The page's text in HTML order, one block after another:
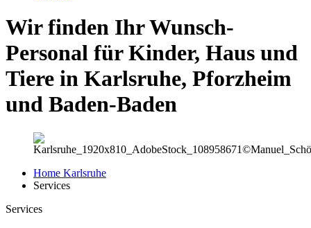
Wir finden Ihr Wunsch-
Personal für Kinder, Haus und
Tiere in Karlsruhe, Pforzheim
und Baden-Baden
Home Karlsruhe
Services
Services